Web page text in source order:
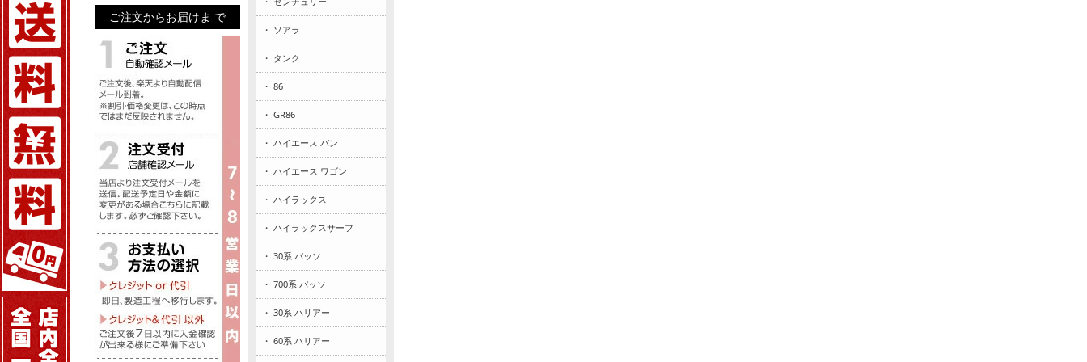
ご注文からお届けま で
・ ソアラ
・ タンク
・ 86
・ GR86
・ ハイエース バン
・ ハイエース ワゴン
・ ハイラックス
・ ハイラックスサーフ
・ 30系 パッソ
・ 700系 パッソ
・ 30系 ハリアー
・ 60系 ハリアー